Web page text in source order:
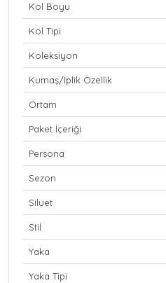
Kol Boyu
Kol Tipi
Koleksiyon
Kumaş/İplik Özellik
Ortam
Paket İçeriği
Persona
Sezon
Siluet
Stil
Yaka
Yaka Tipi